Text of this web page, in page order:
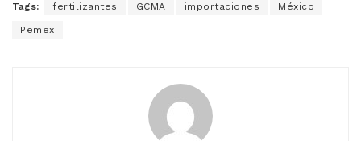
Tags: fertilizantes GCMA importaciones México
Pemex